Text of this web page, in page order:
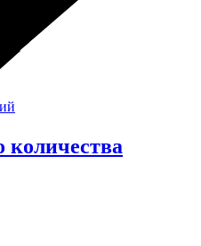
количества